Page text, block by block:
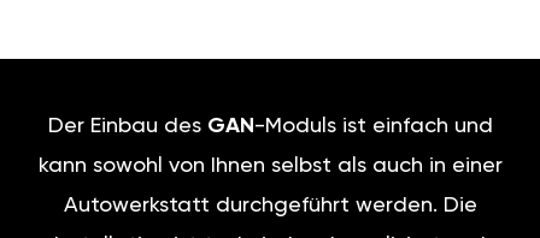
Der Einbau des GAN -Moduls ist einfach und
kann sowohl von Ihnen selbst als auch in einer
Autowerkstatt durchgeführt werden. Die